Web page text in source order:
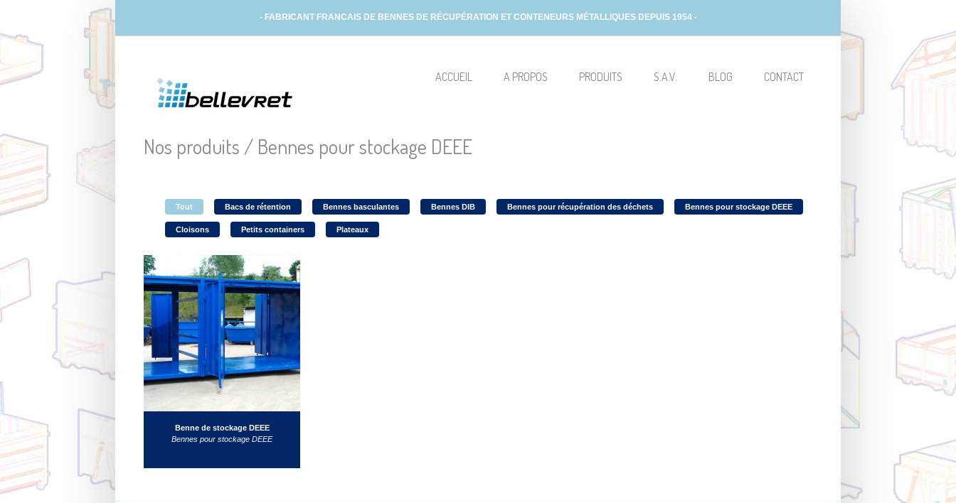
- FABRICANT FRANCAIS DE BENNES DE RÉCUPÉRATION ET CONTENEURS MÉTALLIQUES DEPUIS 1954 -
ACCUEIL A PROPOS PRODUITS S.A.V. BLOG CONTACT
Nos produits / Bennes pour stockage DEEE
Tout Bacs de rétention Bennes basculantes Bennes DIB Bennes pour récupération des déchets Bennes pour stockage DEEE
Cloisons Petits containers Plateaux
Benne de stockage DEEE
Bennes pour stockage DEEE